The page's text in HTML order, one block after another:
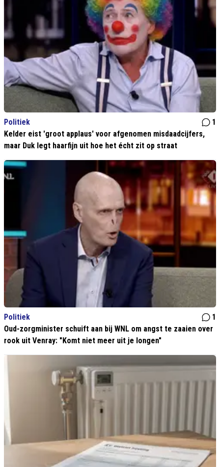
Politiek
1
Kelder eist 'groot applaus' voor afgenomen misdaadcijfers,
maar Duk legt haarfijn uit hoe het écht zit op straat
Politiek
1
Oud-zorgminister schuift aan bij WNL om angst te zaaien over
rook uit Venray: "Komt niet meer uit je longen"